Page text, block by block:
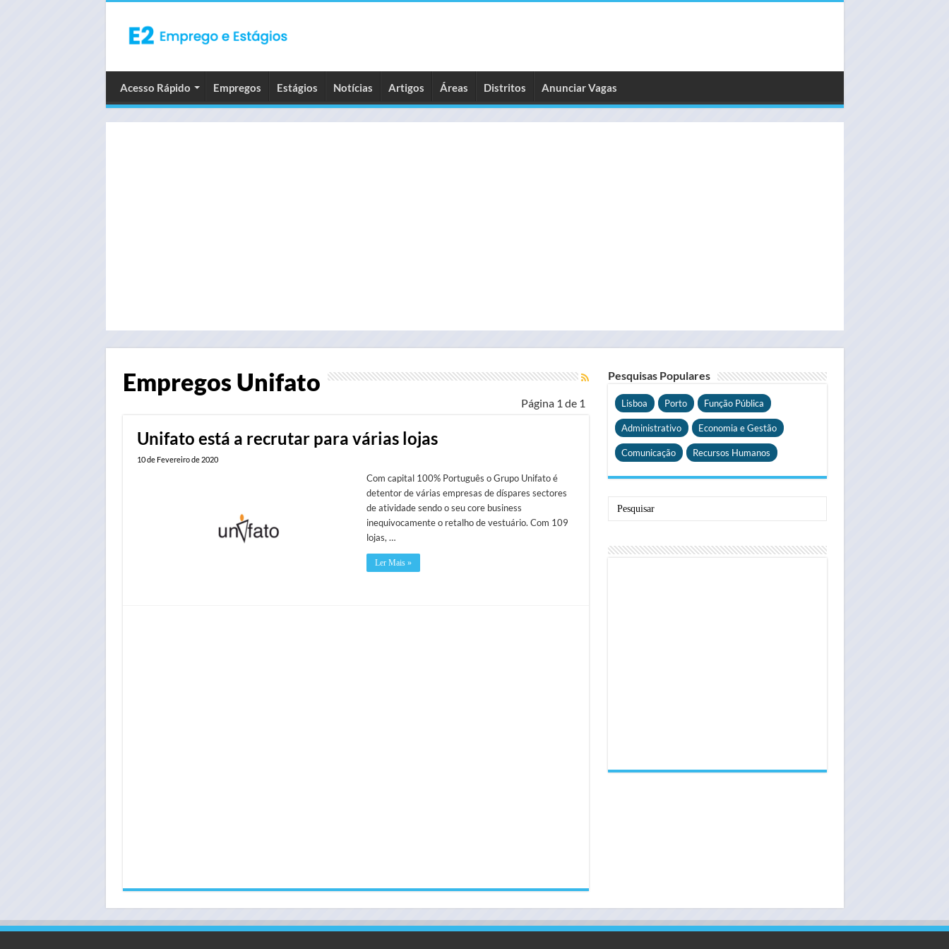
Acesso Rápido Empregos Estágios Notícias Artigos Áreas Distritos Anunciar Vagas
Empregos Unifato
Página 1 de 1
Unifato está a recrutar para várias lojas
10 de Fevereiro de 2020
Com capital 100% Português o Grupo Unifato é
detentor de várias empresas de díspares sectores
de atividade sendo o seu core business
inequivocamente o retalho de vestuário. Com 109
lojas, …
Ler Mais »
Pesquisas Populares
Lisboa Porto Função Pública
Administrativo Economia e Gestão
Comunicação Recursos Humanos